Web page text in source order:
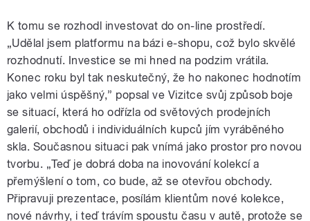
K tomu se rozhodl investovat do on-line prostředí.
„Udělal jsem platformu na bázi e-shopu, což bylo skvělé
rozhodnutí. Investice se mi hned na podzim vrátila.
Konec roku byl tak neskutečný, že ho nakonec hodnotím
jako velmi úspěšný,” popsal ve Vizitce svůj způsob boje
se situací, která ho odřízla od světových prodejních
galerií, obchodů i individuálních kupců jím vyráběného
skla. Současnou situaci pak vnímá jako prostor pro novou
tvorbu. „Teď je dobrá doba na inovování kolekcí a
přemýšlení o tom, co bude, až se otevřou obchody.
Připravuji prezentace, posílám klientům nové kolekce,
nové návrhy, i teď trávím spoustu času v autě, protože se